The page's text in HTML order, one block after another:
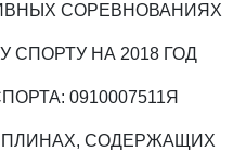
СОРЕВНОВАНИЯХ
НА 2018 ГОД
0910007511Я
СОДЕРЖАЩИХ